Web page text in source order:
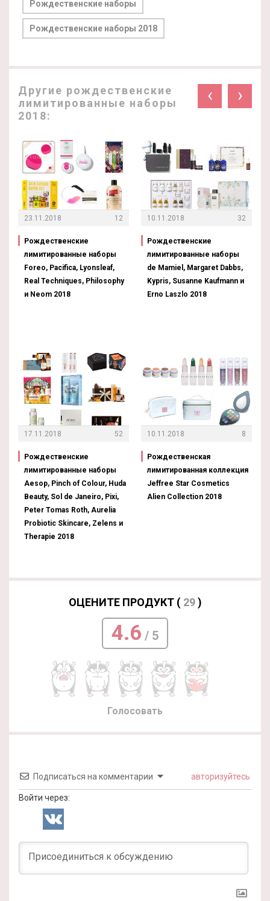
Рождественские наборы
Рождественские наборы 2018
Другие рождественские
лимитированные наборы
2018:
‹ ›
23.11.2018 12
Рождественские
лимитированные наборы
Foreo, Pacifica, Lyonsleaf,
Real Techniques, Philosophy
и Neom 2018
17.11.2018 52
Рождественские
лимитированные наборы
Aesop, Pinch of Colour, Huda
Beauty, Sol de Janeiro, Pixi,
Peter Tomas Roth, Aurelia
Probiotic Skincare, Zelens и
Therapie 2018
10.11.2018 32
Рождественские
лимитированные наборы
de Mamiel, Margaret Dabbs,
Kypris, Susanne Kaufmann и
Erno Laszlo 2018
10.11.2018 8
Рождественская
лимитированная коллекция
Jeffree Star Cosmetics
Alien Collection 2018
ОЦЕНИТЕ ПРОДУКТ ( 29)
4.6 / 5
Голосовать
Подписаться на комментарии авторизуйтесь
Войти через: